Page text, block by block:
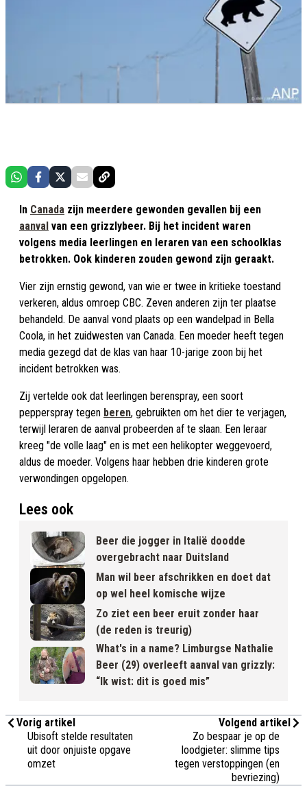
In Canada zijn meerdere gewonden gevallen bij een
aanval van een grizzlybeer. Bij het incident waren
volgens media leerlingen en leraren van een schoolklas
betrokken. Ook kinderen zouden gewond zijn geraakt.
Vier zijn ernstig gewond, van wie er twee in kritieke toestand
verkeren, aldus omroep CBC. Zeven anderen zijn ter plaatse
behandeld. De aanval vond plaats op een wandelpad in Bella
Coola, in het zuidwesten van Canada. Een moeder heeft tegen
media gezegd dat de klas van haar 10-jarige zoon bij het
incident betrokken was.
Zij vertelde ook dat leerlingen berenspray, een soort
pepperspray tegen beren, gebruikten om het dier te verjagen,
terwijl leraren de aanval probeerden af te slaan. Een leraar
kreeg "de volle laag" en is met een helikopter weggevoerd,
aldus de moeder. Volgens haar hebben drie kinderen grote
verwondingen opgelopen.
Lees ook
Beer die jogger in Italië doodde
overgebracht naar Duitsland
Man wil beer afschrikken en doet dat
op wel heel komische wijze
Zo ziet een beer eruit zonder haar
(de reden is treurig)
What's in a name? Limburgse Nathalie
Beer (29) overleeft aanval van grizzly:
“Ik wist: dit is goed mis”
Vorig artikel
Ubisoft stelde resultaten
uit door onjuiste opgave
omzet
Volgend artikel
Zo bespaar je op de
loodgieter: slimme tips
tegen verstoppingen (en
bevriezing)